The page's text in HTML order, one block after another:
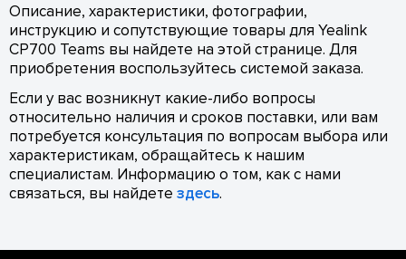
Описание, характеристики, фотографии,
инструкцию и сопутствующие товары для Yealink
CP700 Teams вы найдете на этой странице. Для
приобретения воспользуйтесь системой заказа.
Если у вас возникнут какие-либо вопросы
относительно наличия и сроков поставки, или вам
потребуется консультация по вопросам выбора или
характеристикам, обращайтесь к нашим
специалистам. Информацию о том, как с нами
связаться, вы найдете здесь.